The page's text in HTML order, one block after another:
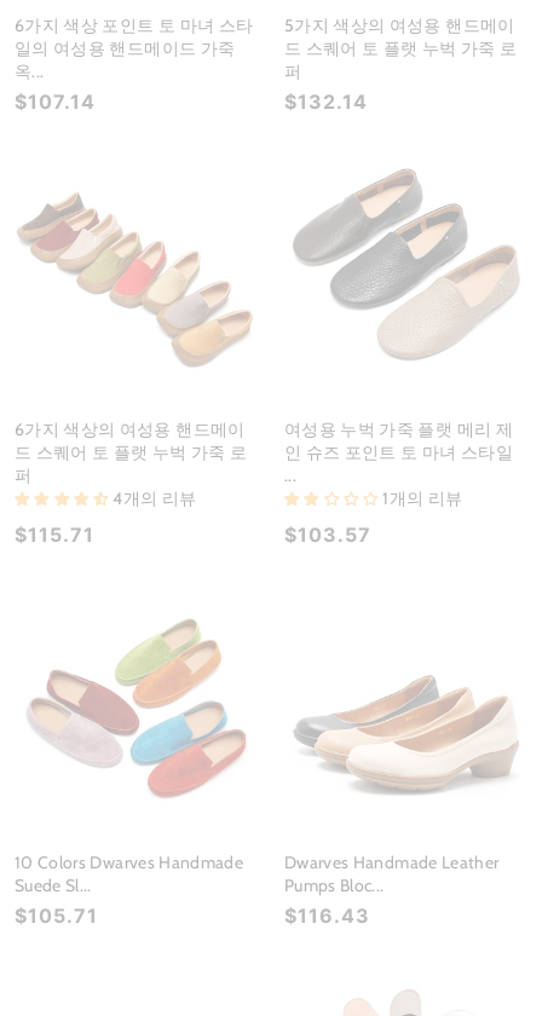
6가지 색상 포인트 토 마녀 스타
일의 여성용 핸드메이드 가죽
옥...
$107.14
5가지 색상의 여성용 핸드메이
드 스퀘어 토 플랫 누벅 가죽 로
퍼
$132.14
6가지 색상의 여성용 핸드메이
드 스퀘어 토 플랫 누벅 가죽 로
퍼
4개의 리뷰
$115.71
여성용 누벅 가죽 플랫 메리 제
인 슈즈 포인트 토 마녀 스타일
...
1개의 리뷰
$103.57
10 Colors Dwarves Handmade
Suede Sl...
$105.71
Dwarves Handmade Leather
Pumps Bloc...
$116.43